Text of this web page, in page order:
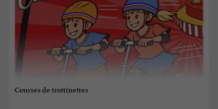
Courses de trottinettes